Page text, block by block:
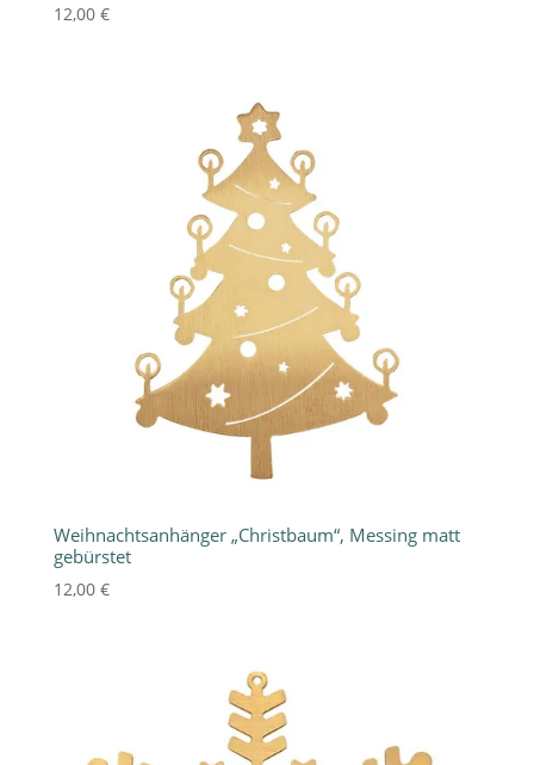
12,00 €
Weihnachtsanhänger „Christbaum“, Messing matt
gebürstet
12,00 €